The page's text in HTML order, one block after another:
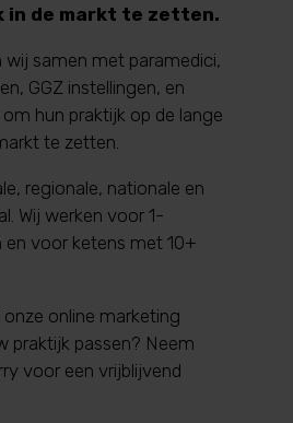
in de markt te zetten.
wij samen met paramedici,
GGZ instellingen, en
hun praktijk op de lange
te zetten.
regionale, nationale en
Wij werken voor 1-
en voor ketens met 10+
online marketing
praktijk passen? Neem
voor een vrijblijvend